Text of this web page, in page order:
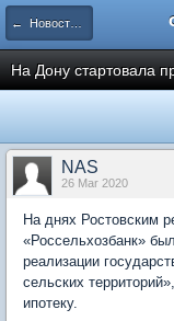
← Новости рынка недвижимости
На Дону стартовала
NAS
26 Mar 2020
На днях Ростовским
«Россельхозбанк»
реализации
сельских
ипотеку.